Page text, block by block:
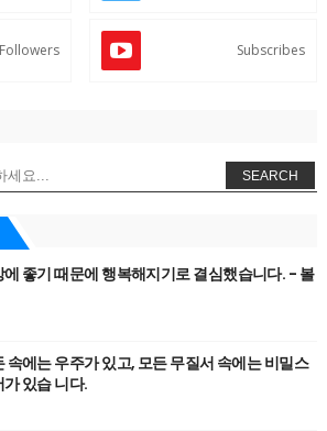
Followers Subscribes
SEARCH
에 좋기 때문에 행복해지기로 결심했습니다. - 볼
속에는 우주가 있고, 모든 무질서 속에는 비밀스
있습 니다.